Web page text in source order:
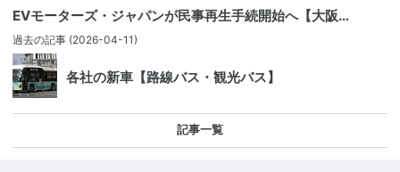
EVモーターズ・ジャパンが民事再生手続開始へ【大阪…
過去の記事 (2026-04-11)
各社の新車【路線バス・観光バス】
記事一覧